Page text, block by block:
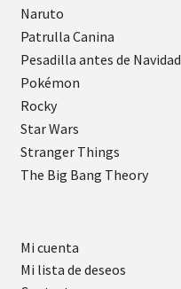
Naruto
Patrulla Canina
Pesadilla antes de Navidad
Pokémon
Rocky
Star Wars
Stranger Things
The Big Bang Theory
Mi cuenta
Mi lista de deseos